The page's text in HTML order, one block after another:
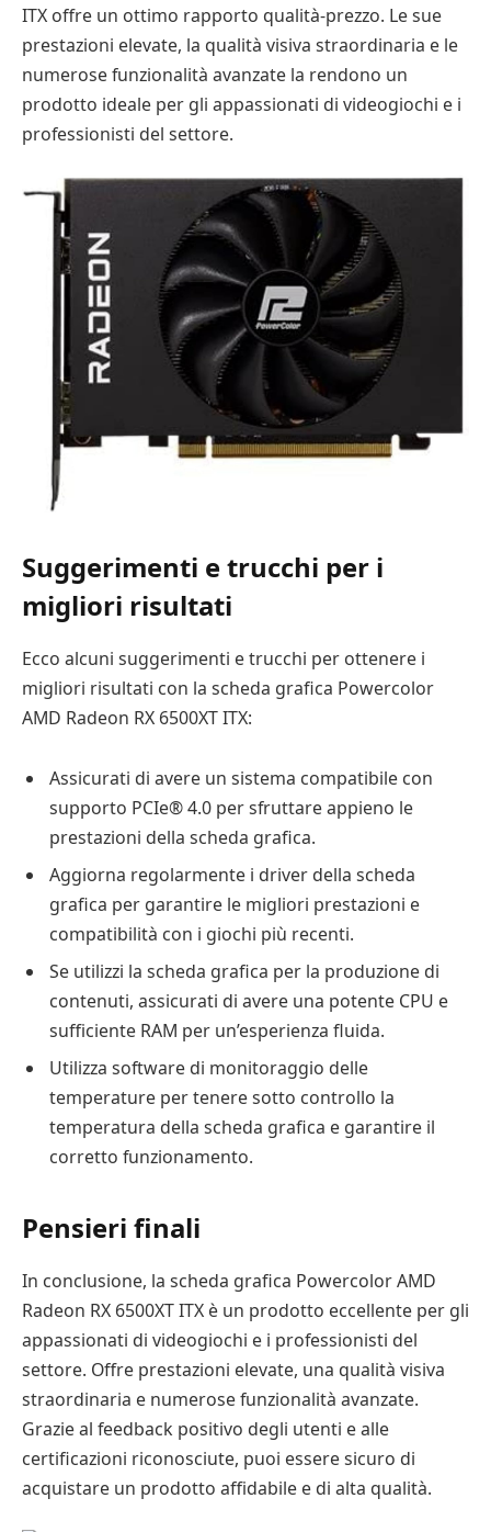
ITX offre un ottimo rapporto qualità-prezzo. Le sue
prestazioni elevate, la qualità visiva straordinaria e le
numerose funzionalità avanzate la rendono un
prodotto ideale per gli appassionati di videogiochi e i
professionisti del settore.
Suggerimenti e trucchi per i
migliori risultati
Ecco alcuni suggerimenti e trucchi per ottenere i
migliori risultati con la scheda grafica Powercolor
AMD Radeon RX 6500XT ITX:
Assicurati di avere un sistema compatibile con
supporto PCIe® 4.0 per sfruttare appieno le
prestazioni della scheda grafica.
Aggiorna regolarmente i driver della scheda
grafica per garantire le migliori prestazioni e
compatibilità con i giochi più recenti.
Se utilizzi la scheda grafica per la produzione di
contenuti, assicurati di avere una potente CPU e
sufficiente RAM per un’esperienza fluida.
Utilizza software di monitoraggio delle
temperature per tenere sotto controllo la
temperatura della scheda grafica e garantire il
corretto funzionamento.
Pensieri finali
In conclusione, la scheda grafica Powercolor AMD
Radeon RX 6500XT ITX è un prodotto eccellente per gli
appassionati di videogiochi e i professionisti del
settore. Offre prestazioni elevate, una qualità visiva
straordinaria e numerose funzionalità avanzate.
Grazie al feedback positivo degli utenti e alle
certificazioni riconosciute, puoi essere sicuro di
acquistare un prodotto affidabile e di alta qualità.